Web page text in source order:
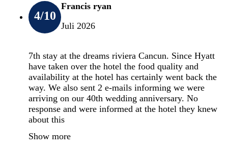
4/10
Francis ryan
Juli 2026
7th stay at the dreams riviera Cancun. Since Hyatt
have taken over the hotel the food quality and
availability at the hotel has certainly went back the
way. We also sent 2 e-mails informing we were
arriving on our 40th wedding anniversary. No
response and were informed at the hotel they knew
about this
Show more